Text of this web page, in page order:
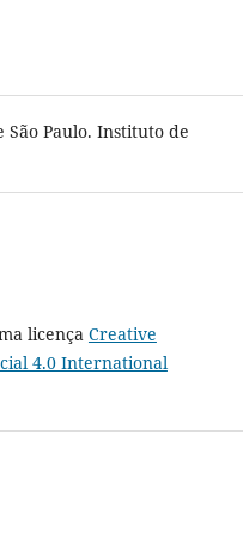
Paulo. Instituto de
licença Creative
4.0 International